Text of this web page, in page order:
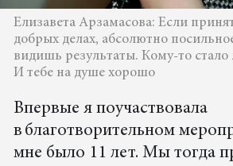
Елизавета Арзамасова: Если
добрых делах, абсолютно
видишь результаты. Кому-то
И тебе на душе хорошо
Впервые я поучаствовала
в благотворительном
мне было 11 лет. Мы тогда